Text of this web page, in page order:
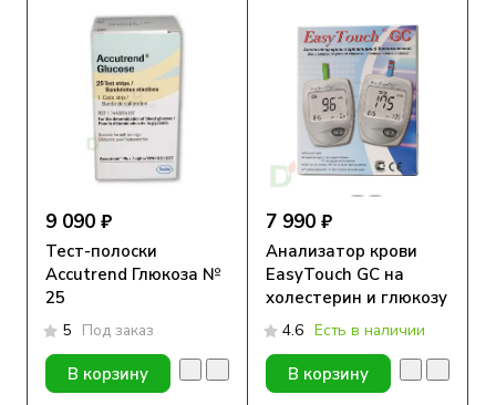
9 090 ₽
Тест-полоски
Accutrend Глюкоза №
25
5 Под заказ
В корзину
7 990 ₽
Анализатор крови
EasyTouch GC на
холестерин и глюкозу
4.6 Есть в наличии
В корзину